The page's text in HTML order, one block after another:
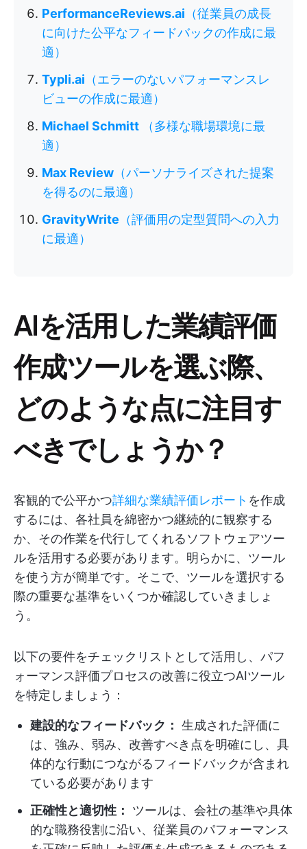
PerformanceReviews.ai （従業員の成長
に向けた公平なフィードバックの作成に最
適）
Typli.ai （エラーのないパフォーマンスレ
ビューの作成に最適）
Michael Schmitt
（多様な職場環境に最
適）
Max Review （パーソナライズされた提案
を得るのに最適）
GravityWrite （評価用の定型質問への入力
に最適）
AIを活用した業績評価
作成ツールを選ぶ際、
どのような点に注目す
べきでしょうか？
客観的で公平かつ詳細な業績評価レポート を作成
するには、各社員を綿密かつ継続的に観察する
か、その作業を代行してくれるソフトウェアツー
ルを活用する必要があります。明らかに、ツール
を使う方が簡単です。そこで、ツールを選択する
際の重要な基準をいくつか確認していきましょ
う。
以下の要件をチェックリストとして活用し、パフ
ォーマンス評価プロセスの改善に役立つAIツール
を特定しましょう：
建設的なフィードバック： 生成された評価に
は、強み、弱み、改善すべき点を明確にし、具
体的な行動につながるフィードバックが含まれ
ている必要があります
正確性と適切性：
ツールは、会社の基準や具体
的な職務役割に沿い、従業員のパフォーマンス